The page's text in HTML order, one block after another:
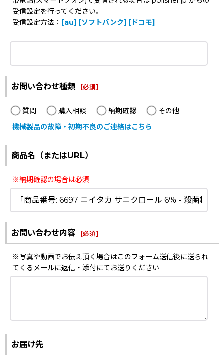
受信設定を行ってください。
受信設定方法： [au] [ソフトバンク] [ドコモ]
お問い合わせ種類 [必須]
質問 購入相談 納期確認
その他
機械製品の故障・初期不良のご連絡はこちら
商品名（またはURL）
※納期確認の場合は必須
お問い合わせ内容 [必須]
※写真や動画でお伝え頂く場合はこのフォーム送信後に送られ
てくるメールに返信・添付にてお送りください
お届け先